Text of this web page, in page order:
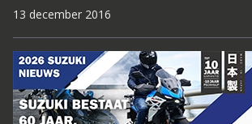
13 december 2016